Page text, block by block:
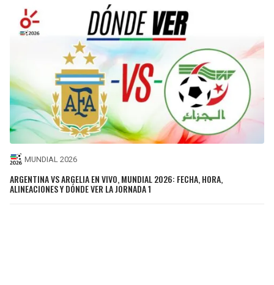
MUNDIAL 2026
ARGENTINA VS ARGELIA EN VIVO, MUNDIAL 2026: FECHA, HORA,
ALINEACIONES Y DÓNDE VER LA JORNADA 1